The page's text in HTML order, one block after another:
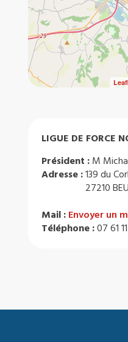
LIGUE DE FORCE
Président : M
Adresse :139 du
27210
Mail : Envoyer un
Téléphone :07 61